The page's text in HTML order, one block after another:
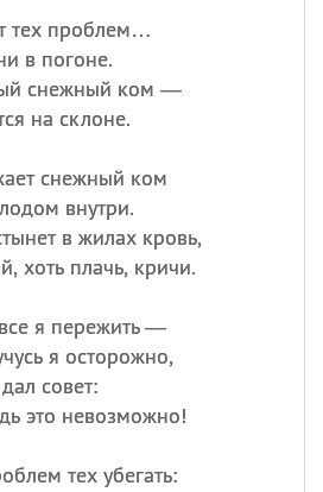
тех проблем…
в погоне.
снежный ком —
на склоне.
снежный ком
внутри.
в жилах кровь,
хоть плачь, кричи.
я пережить —
я осторожно,
совет:
это невозможно!
тех убегать: